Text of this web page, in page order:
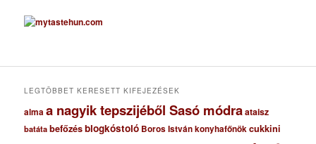
c
h
u
LEGTÖBBET KERESETT KIFEJEZÉSEK
almaa nagyik tepszijéből Sasó módraataisz
batáta befőzésblogkóstoló Boros István konyhafőnökcukkini